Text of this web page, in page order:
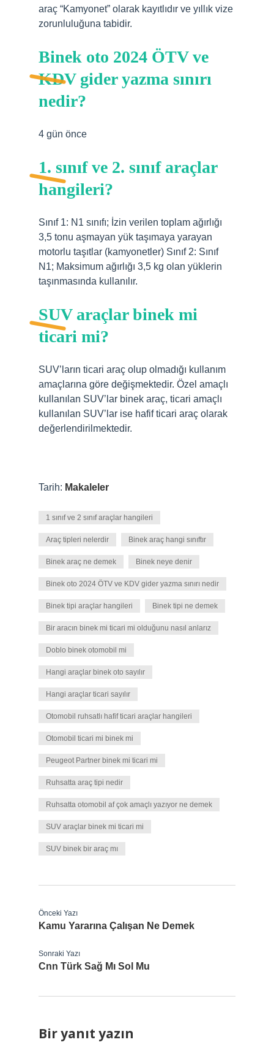
araç “Kamyonet” olarak kayıtlıdır ve yıllık vize
zorunluluğuna tabidir.
Binek oto 2024 ÖTV ve
KDV gider yazma sınırı
nedir?
4 gün önce
1. sınıf ve 2. sınıf araçlar
hangileri?
Sınıf 1: N1 sınıfı; İzin verilen toplam ağırlığı
3,5 tonu aşmayan yük taşımaya yarayan
motorlu taşıtlar (kamyonetler) Sınıf 2: Sınıf
N1; Maksimum ağırlığı 3,5 kg olan yüklerin
taşınmasında kullanılır.
SUV araçlar binek mi
ticari mi?
SUV’ların ticari araç olup olmadığı kullanım
amaçlarına göre değişmektedir. Özel amaçlı
kullanılan SUV’lar binek araç, ticari amaçlı
kullanılan SUV’lar ise hafif ticari araç olarak
değerlendirilmektedir.
Tarih: Makaleler
1 sınıf ve 2 sınıf araçlar hangileri
Araç tipleri nelerdir Binek araç hangi sınıftır
Binek araç ne demek Binek neye denir
Binek oto 2024 ÖTV ve KDV gider yazma sınırı nedir
Binek tipi araçlar hangileri Binek tipi ne demek
Bir aracın binek mi ticari mi olduğunu nasıl anlarız
Doblo binek otomobil mi
Hangi araçlar binek oto sayılır
Hangi araçlar ticari sayılır
Otomobil ruhsatlı hafif ticari araçlar hangileri
Otomobil ticari mi binek mi
Peugeot Partner binek mi ticari mi
Ruhsatta araç tipi nedir
Ruhsatta otomobil af çok amaçlı yazıyor ne demek
SUV araçlar binek mi ticari mi
SUV binek bir araç mı
Önceki Yazı
Kamu Yararına Çalışan Ne Demek
Sonraki Yazı
Cnn Türk Sağ Mı Sol Mu
Bir yanıt yazın